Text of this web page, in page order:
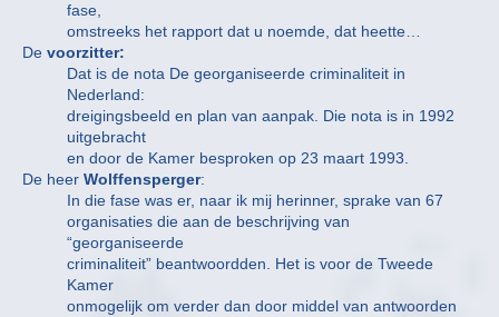
fase,
omstreeks het rapport dat u noemde, dat heette…
De voorzitter:
Dat is de nota De georganiseerde criminaliteit in
Nederland:
dreigingsbeeld en plan van aanpak. Die nota is in 1992
uitgebracht
en door de Kamer besproken op 23 maart 1993.
De heer Wolffensperger:
In die fase was er, naar ik mij herinner, sprake van 67
organisaties die aan de beschrijving van
“georganiseerde
criminaliteit” beantwoordden. Het is voor de Tweede
Kamer
onmogelijk om verder dan door middel van antwoorden